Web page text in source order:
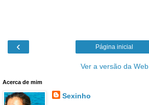
‹ Página inicial
Ver a versão da Web
Acerca de mim
Sexinho